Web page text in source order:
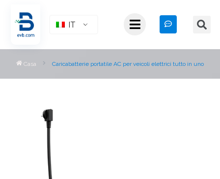
IT
Casa Caricabatterie portatile AC per veicoli elettrici tutto in uno